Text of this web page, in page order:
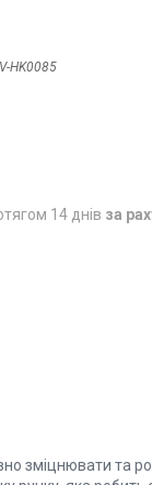
HK0085
14 днів за
зміцнювати та